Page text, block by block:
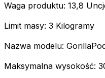
Waga produktu: 13,8
Limit masy: 3 Kilogramy
Nazwa modelu:
Maksymalna wysokość: